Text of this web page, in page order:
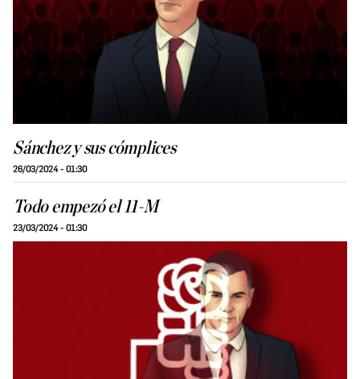
Sánchez y sus cómplices
26/03/2024 - 01:30
Todo empezó el 11-M
23/03/2024 - 01:30